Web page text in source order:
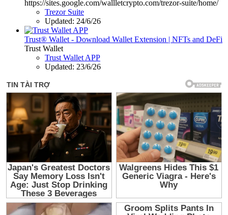
https://sites.google.com/wallletcrypto.com/trezor-suite/home/
Trezor Suite
Updated: 24/6/26
Trust® Wallet - Download Wallet Extension | NFTs and DeFi
Trust Wallet
Trust Wallet APP
Updated: 23/6/26